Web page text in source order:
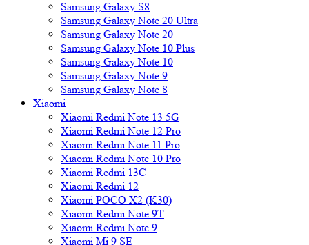
Samsung Galaxy S8
Samsung Galaxy Note 20 Ultra
Samsung Galaxy Note 20
Samsung Galaxy Note 10 Plus
Samsung Galaxy Note 10
Samsung Galaxy Note 9
Samsung Galaxy Note 8
Xiaomi
Xiaomi Redmi Note 13 5G
Xiaomi Redmi Note 12 Pro
Xiaomi Redmi Note 11 Pro
Xiaomi Redmi Note 10 Pro
Xiaomi Redmi 13C
Xiaomi Redmi 12
Xiaomi POCO X2 (K30)
Xiaomi Redmi Note 9T
Xiaomi Redmi Note 9
Xiaomi Mi 9 SE